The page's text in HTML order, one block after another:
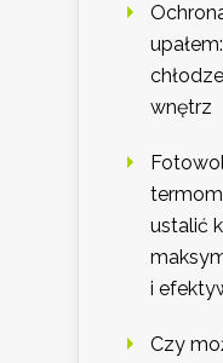
wnętrz
ustalić
i
Czy